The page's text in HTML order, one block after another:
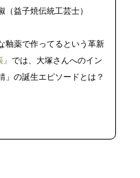
益子焼伝統工芸士）
釉薬で作ってるという革新
では、大塚さんへのイン
」の誕生エピソードとは？